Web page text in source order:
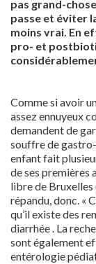
pas grand-
passe et éviter
moins vrai. En
pro- et
Comme si avoir
assez ennuyeux
demandent de
souffre de
enfant fait
de ses premières
libre de Bruxelles
répandu, donc. «
qu’il existe des
diarrhée . La
sont également
entérologie